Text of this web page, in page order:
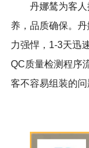
丹娜鸶为客
养，品质确保。
力强悍，1-3天迅
QC质量检测程序
客不容易组装的问